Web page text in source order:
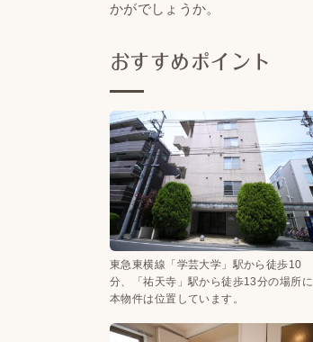
かがでしょうか。
おすすめポイント
東急東横線「学芸大学」駅から徒歩10
分、「祐天寺」駅から徒歩13分の場所に
本物件は位置しています。